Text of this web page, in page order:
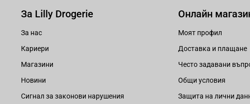
За Lilly Drogerie
За нас
Кариери
Магазини
Новини
Сигнал за законови нарушения
Онлайн
Моят профил
Доставка и плащане
Често задавани
Общи условия
Защита на лични